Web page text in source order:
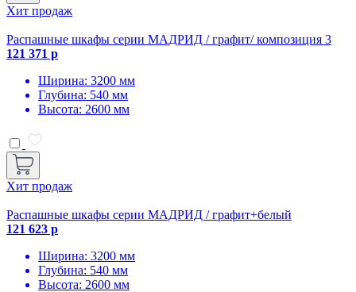
Хит продаж
Распашные шкафы серии МАДРИД / графит/ композиция 3
121 371 р
Ширина: 3200 мм
Глубина: 540 мм
Высота: 2600 мм
Хит продаж
Распашные шкафы серии МАДРИД / графит+белый
121 623 р
Ширина: 3200 мм
Глубина: 540 мм
Высота: 2600 мм